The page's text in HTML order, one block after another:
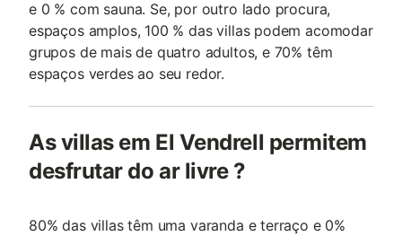
e 0 % com sauna. Se, por outro lado procura,
espaços amplos, 100 % das villas podem acomodar
grupos de mais de quatro adultos, e 70% têm
espaços verdes ao seu redor.
As villas em El Vendrell permitem
desfrutar do ar livre ?
80% das villas têm uma varanda e terraço e 0%